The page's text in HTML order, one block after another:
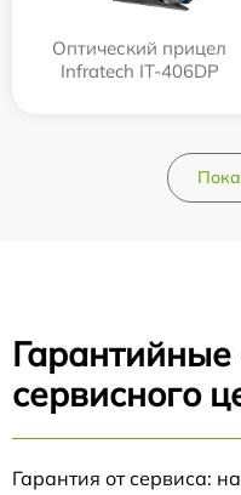
Оптический прицел
Infratech IT-406DP
Гарантийные
сервисного
Гарантия от сервиса: